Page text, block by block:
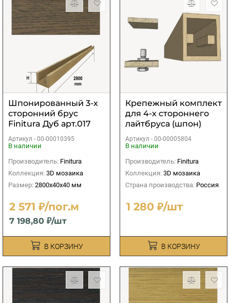
Шпонированный 3-х
сторонний брус
Finitura Дуб арт.017
40х40х2800 мм
Артикул - 00-00010395
В наличии
Производитель: Finitura
Коллекция: 3D мозаика
Размер: 2800х40х40 мм
2 571 ₽/пог.м
7 198,80 ₽/шт
В КОРЗИНУ
Крепежный комплект
для 4-х стороннего
лайтбруса (шпон)
Артикул - 00-00005804
В наличии
Производитель: Finitura
Коллекция: 3D мозаика
Страна производства: Россия
1 280 ₽/шт
В КОРЗИНУ